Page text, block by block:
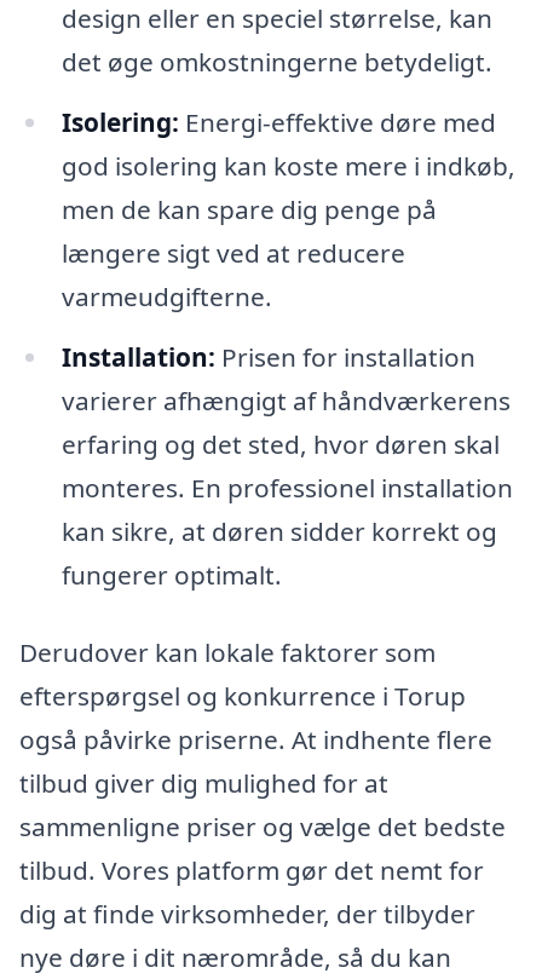
design eller en speciel størrelse, kan
det øge omkostningerne betydeligt.
Isolering: Energi-effektive døre med
god isolering kan koste mere i indkøb,
men de kan spare dig penge på
længere sigt ved at reducere
varmeudgifterne.
Installation: Prisen for installation
varierer afhængigt af håndværkerens
erfaring og det sted, hvor døren skal
monteres. En professionel installation
kan sikre, at døren sidder korrekt og
fungerer optimalt.
Derudover kan lokale faktorer som
efterspørgsel og konkurrence i Torup
også påvirke priserne. At indhente flere
tilbud giver dig mulighed for at
sammenligne priser og vælge det bedste
tilbud. Vores platform gør det nemt for
dig at finde virksomheder, der tilbyder
nye døre i dit nærområde, så du kan